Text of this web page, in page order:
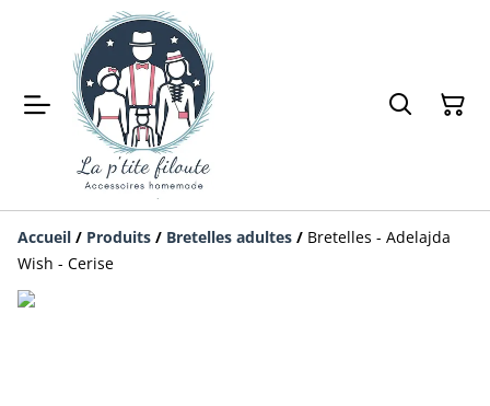
Accueil / Produits / Bretelles adultes / Bretelles - Adelajda
Wish - Cerise